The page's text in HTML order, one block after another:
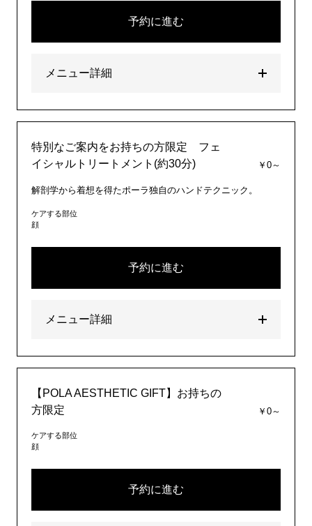
予約に進む
メニュー詳細
特別なご案内をお持ちの方限定 フェ
イシャルトリートメント(約30分)
￥0～
解剖学から着想を得たポーラ独自のハンドテクニック。
ケアする部位
顔
予約に進む
メニュー詳細
【POLA AESTHETIC GIFT】お持ちの
方限定
￥0～
ケアする部位
顔
予約に進む